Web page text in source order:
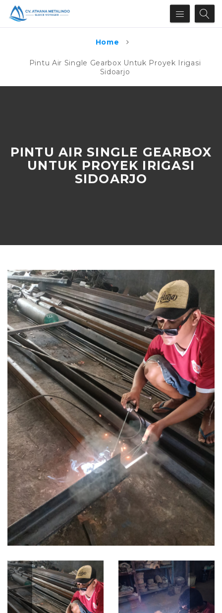
Home
Pintu Air Single Gearbox Untuk Proyek Irigasi
Sidoarjo
PINTU AIR SINGLE GEARBOX
UNTUK PROYEK IRIGASI
SIDOARJO